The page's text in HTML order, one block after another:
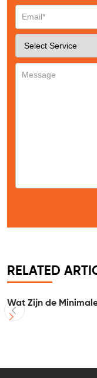
RELATED
Wat Zijn de